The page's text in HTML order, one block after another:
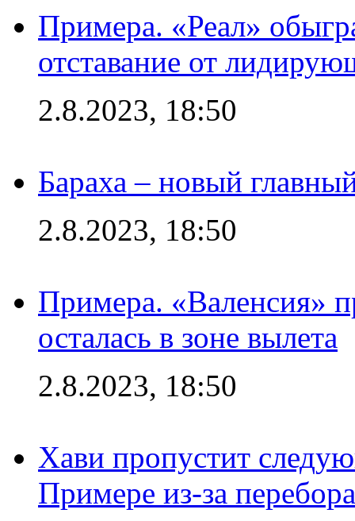
Примера. «Реал»
отставание от
2.8.2023, 18:50
Бараха – новый
2.8.2023, 18:50
Примера. «Валенсия»
осталась в зоне вылета
2.8.2023, 18:50
Хави пропустит
Примере из-за